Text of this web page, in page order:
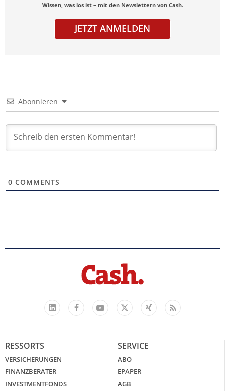
Wissen, was los ist – mit den Newslettern von Cash.
JETZT ANMELDEN
Abonnieren
0 COMMENTS
LinkedIn
FacebookYouTube
X
Xing Feed
RESSORTS
VERSICHERUNGEN
FINANZBERATER
INVESTMENTFONDS
SERVICE
ABO
EPAPER
AGB